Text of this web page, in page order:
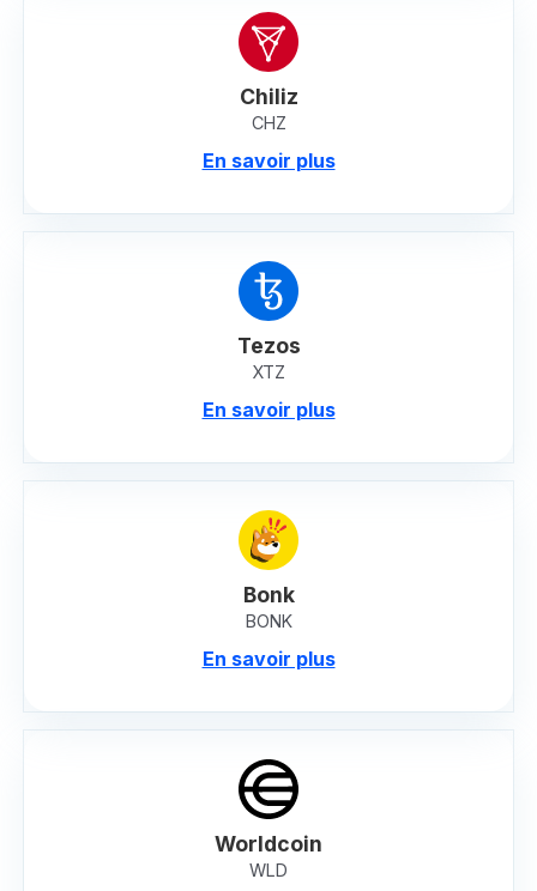
Chiliz
CHZ
En savoir plus
Tezos
XTZ
En savoir plus
Bonk
BONK
En savoir plus
Worldcoin
WLD